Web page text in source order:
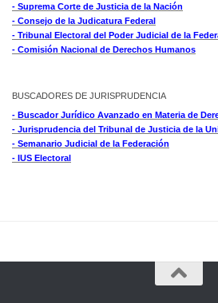
- Suprema Corte de Justicia de la Nación
- Consejo de la Judicatura Federal
- Tribunal Electoral del Poder Judicial de la
- Comisión Nacional de Derechos Humanos
BUSCADORES DE JURISPRUDENCIA
- Buscador Jurídico Avanzado en Materia de
- Jurisprudencia del Tribunal de Justicia de la
- Semanario Judicial de la Federación
- IUS Electoral